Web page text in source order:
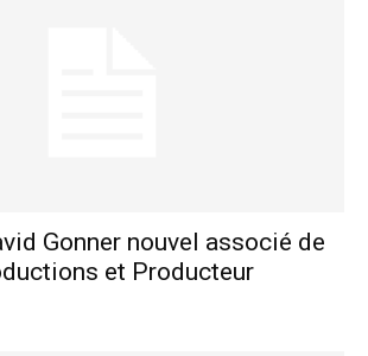
Gonner nouvel associé de
et Producteur